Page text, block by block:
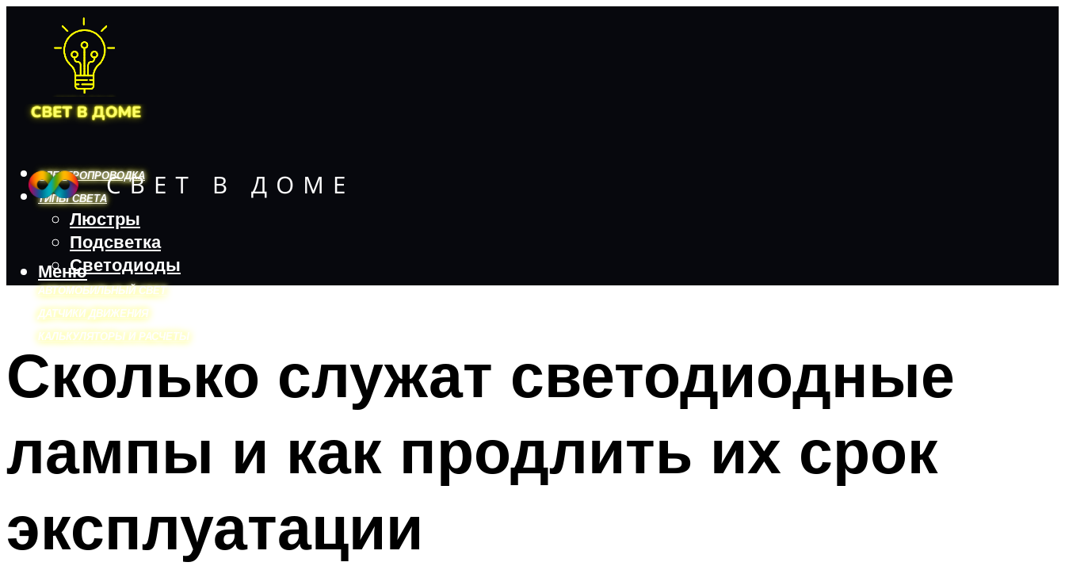
ЭЛЕКТРОПРОВОДКА
ТИПЫ СВЕТА
Люстры
Подсветка
Светодиоды
АВТОМОБИЛЬНЫЙ СВЕТ
ДАТЧИКИ ДВИЖЕНИЯ
КАЛЬКУЛЯТОРЫ И РАСЧЕТЫ
Меню
Меню
Сколько служат светодиодные
лампы и как продлить их срок
эксплуатации